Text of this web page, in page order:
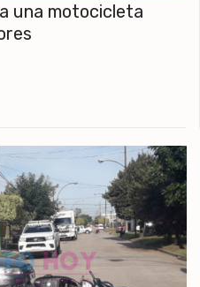
una motocicleta